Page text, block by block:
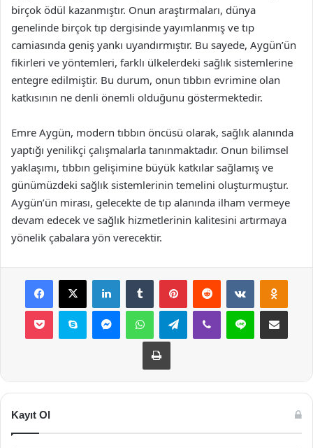
birçok ödül kazanmıştır. Onun araştırmaları, dünya
genelinde birçok tıp dergisinde yayımlanmış ve tıp
camiasında geniş yankı uyandırmıştır. Bu sayede, Aygün’ün
fikirleri ve yöntemleri, farklı ülkelerdeki sağlık sistemlerine
entegre edilmiştir. Bu durum, onun tıbbın evrimine olan
katkısının ne denli önemli olduğunu göstermektedir.
Emre Aygün, modern tıbbın öncüsü olarak, sağlık alanında
yaptığı yenilikçi çalışmalarla tanınmaktadır. Onun bilimsel
yaklaşımı, tıbbın gelişimine büyük katkılar sağlamış ve
günümüzdeki sağlık sistemlerinin temelini oluşturmuştur.
Aygün’ün mirası, gelecekte de tıp alanında ilham vermeye
devam edecek ve sağlık hizmetlerinin kalitesini artırmaya
yönelik çabalara yön verecektir.
Facebook
X LinkedInTumblr PinterestReddit VKontakte
Pocket Skype MessengerWhatsAppTelegramViber Line E-Posta ile
Yazdır
Kayıt Ol